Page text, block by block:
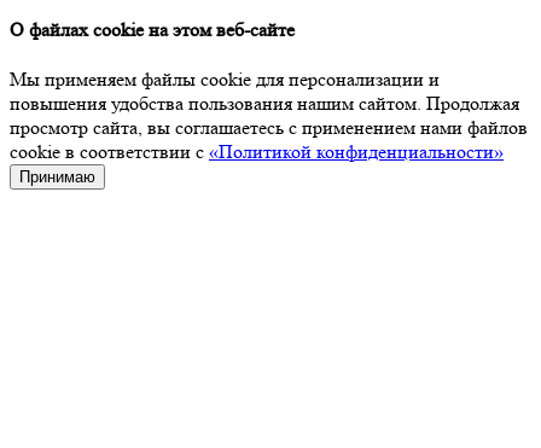
О файлах cookie на этом веб-сайте
Мы применяем файлы cookie для персонализации и
повышения удобства пользования нашим сайтом. Продолжая
просмотр сайта, вы соглашаетесь с применением нами файлов
cookie в соответствии с «Политикой конфиденциальности»
Принимаю